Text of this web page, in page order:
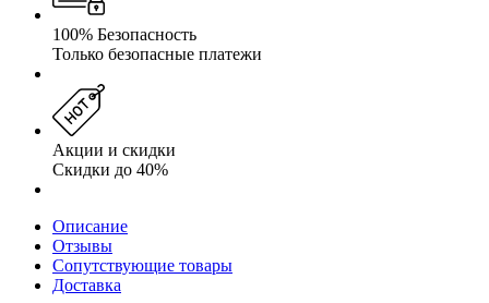
100% Безопасность
Только безопасные платежи
Акции и скидки
Скидки до 40%
Описание
Отзывы
Сопутствующие товары
Доставка